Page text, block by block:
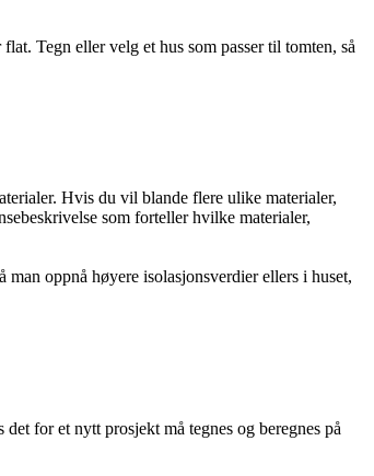
Tegn eller velg et hus som passer til tomten, så
Hvis du vil blande flere ulike materialer,
som forteller hvilke materialer,
oppnå høyere isolasjonsverdier ellers i huset,
for et nytt prosjekt må tegnes og beregnes på